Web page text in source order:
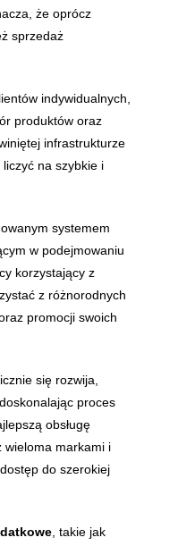
że oprócz
sprzedaż
indywidualnych,
produktów oraz
infrastrukturze
na szybkie i
systemem
w podejmowaniu
korzystający z
z różnorodnych
promocji swoich
się rozwija,
proces
obsługę
wieloma markami i
do szerokiej
, takie jak